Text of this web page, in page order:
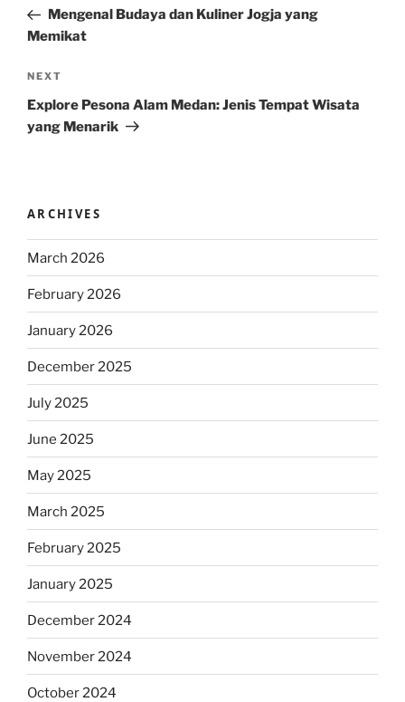
PostMengenal Budaya dan Kuliner Jogja yang
Memikat
Next
Post
NEXT
Explore Pesona Alam Medan: Jenis Tempat Wisata
yang Menarik
ARCHIVES
March 2026
February 2026
January 2026
December 2025
July 2025
June 2025
May 2025
March 2025
February 2025
January 2025
December 2024
November 2024
October 2024